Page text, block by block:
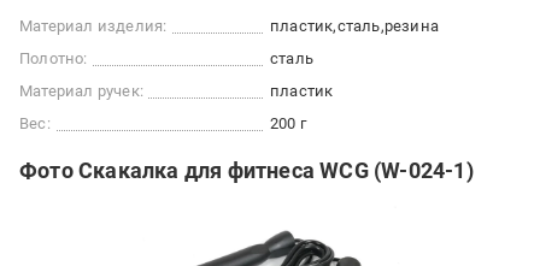
Материал изделия: пластик сталь резина
Полотно:
сталь
Материал ручек:
пластик
Вес:
200 г
Фото Скакалка для фитнеса WCG (W-024-1)